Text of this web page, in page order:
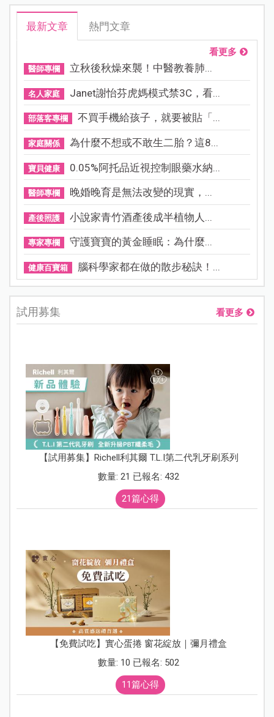
最新文章 熱門文章
看更多
醫師專欄 立秋後秋燥來襲！中醫教養肺...
名人家庭 Janet謝怡芬虎媽模式禁3C，看...
部落客專欄 不買手機給孩子，就要被貼「...
家庭關係 為什麼不想或不敢生二胎？這8...
寶貝健康 0.05%阿托品近視控制眼藥水納...
醫師專欄 晚婚晚育是無法改變的現實，...
產後照護 小說家青竹酒產後成半植物人...
專家專欄 守護寶寶的黃金睡眠：為什麼...
健康百寶箱 腦科學家都在做的散步秘訣！...
試用募集 看更多
【試用募集】Richell利其爾 T.L.I第二代乳牙刷系列
數量: 21 已報名: 432
21篇心得
【免費試吃】實心蛋捲 窗花綻放｜彌月禮盒
數量: 10 已報名: 502
11篇心得